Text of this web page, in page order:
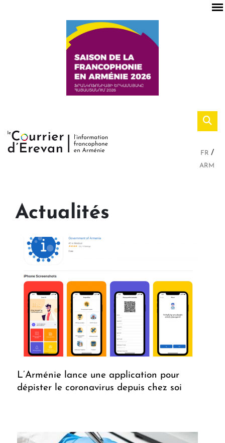
FR
ARM
Actualités
L’Arménie lance une application pour
dépister le coronavirus depuis chez soi